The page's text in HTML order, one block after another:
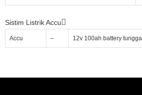
Sistim Listrik Accu
Accu – 12v 100ah battery tunggal